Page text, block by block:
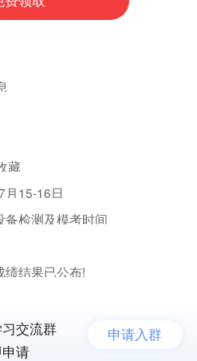
藏
月15-16日
备检测及模考时间
绩结果已公布!
交流群
请
申请入群